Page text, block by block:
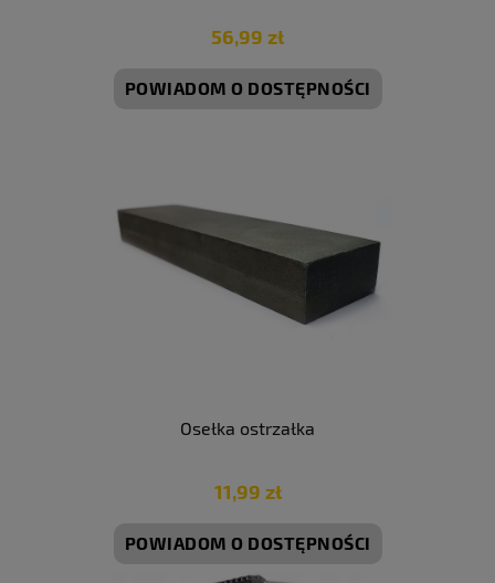
56,99 zł
POWIADOM O DOSTĘPNOŚCI
Osełka ostrzałka
11,99 zł
POWIADOM O DOSTĘPNOŚCI